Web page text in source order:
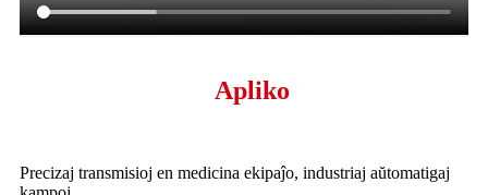
Apliko
Precizaj transmisioj en medicina ekipaĵo, industriaj aŭtomatigaj